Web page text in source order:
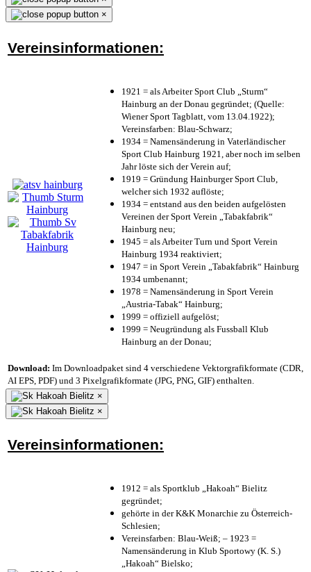
×
Vereinsinformationen:
1921 = als Arbeiter Sport Club „Sturm“
Hainburg an der Donau gegründet; (Quelle:
Wiener Sport Tagblatt, vom 13.04.1922);
Vereinsfarben: Blau-Schwarz;
1934 = Namensänderung in Vaterländischer
Sport Club Hainburg 1921, aber noch im selben
Jahr löste sich der Verein auf;
1919 = Gründung Hainburger Sport Club,
welcher sich 1932 auflöste;
1934 = entstand aus den beiden aufgelösten
Vereinen der Sport Verein „Tabakfabrik“
Hainburg neu;
1945 = als Arbeiter Turn und Sport Verein
Hainburg 1934 reaktiviert;
1947 = in Sport Verein „Tabakfabrik“ Hainburg
1934 umbenannt;
1978 = Namensänderung in Sport Verein
„Austria-Tabak“ Hainburg;
1999 = offiziell aufgelöst;
1999 = Neugründung als Fussball Klub
Hainburg an der Donau;
Download: Im Downloadpaket sind 4 verschiedene Vektorgrafikformate (CDR,
AI EPS, PDF) und 3 Pixelgrafikformate (JPG, PNG, GIF) enthalten.
×
×
Vereinsinformationen:
1912 = als Sportklub „Hakoah“ Bielitz
gegründet;
gehörte in der K&K Monarchie zu Österreich-
Schlesien;
Vereinsfarben: Blau-Weiß; – 1923 =
Namensänderung in Klub Sportowy (K. S.)
„Hakoah“ Bielsko;